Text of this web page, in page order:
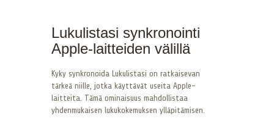
Lukulistasi synkronointi
Apple-laitteiden välillä
Kyky synkronoida Lukulistasi on ratkaisevan
tärkeä niille, jotka käyttävät useita Apple-
laitteita. Tämä ominaisuus mahdollistaa
yhdenmukaisen lukukokemuksen ylläpitämisen.